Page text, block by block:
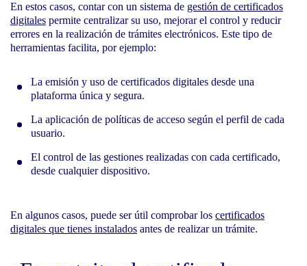
En estos casos, contar con un sistema de gestión de certificados
digitales permite centralizar su uso, mejorar el control y reducir
errores en la realización de trámites electrónicos. Este tipo de
herramientas facilita, por ejemplo:
La emisión y uso de certificados digitales desde una
plataforma única y segura.
La aplicación de políticas de acceso según el perfil de cada
usuario.
El control de las gestiones realizadas con cada certificado,
desde cualquier dispositivo.
En algunos casos, puede ser útil comprobar los certificados
digitales que tienes instalados antes de realizar un trámite.